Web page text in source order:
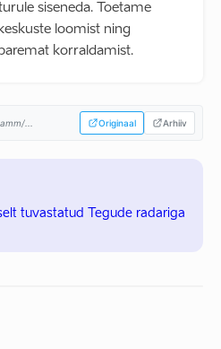
siseneda. Toetame
loomist ning
korraldamist.
... Originaal Arhiiv
tuvastatud Tegude radariga